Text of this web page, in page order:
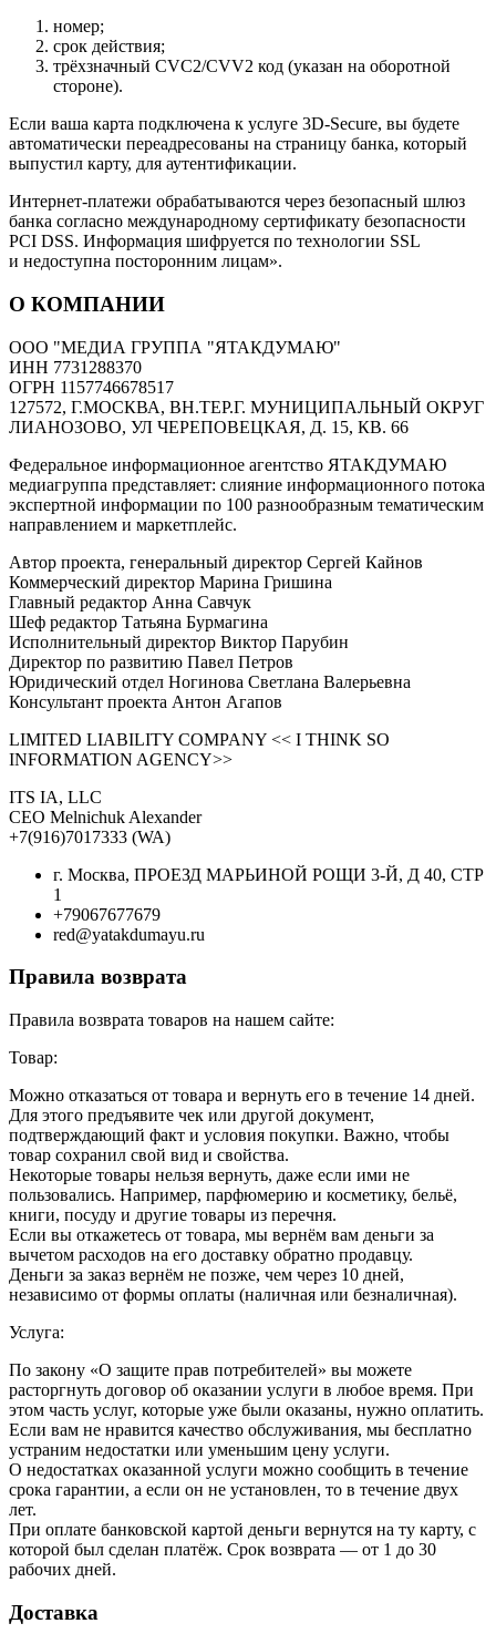
номер;
срок действия;
трёхзначный CVC2/CVV2 код (указан на оборотной
стороне).
Если ваша карта подключена к услуге 3D-Secure, вы будете
автоматически переадресованы на страницу банка, который
выпустил карту, для аутентификации.
Интернет-платежи обрабатываются через безопасный шлюз
банка согласно международному сертификату безопасности
PCI DSS. Информация шифруется по технологии SSL
и недоступна посторонним лицам».
О КОМПАНИИ
ООО "МЕДИА ГРУППА "ЯТАКДУМАЮ"
ИНН 7731288370
ОГРН 1157746678517
127572, Г.МОСКВА, ВН.ТЕР.Г. МУНИЦИПАЛЬНЫЙ ОКРУГ
ЛИАНОЗОВО, УЛ ЧЕРЕПОВЕЦКАЯ, Д. 15, КВ. 66
Федеральное информационное агентство ЯТАКДУМАЮ
медиагруппа представляет: слияние информационного потока
экспертной информации по 100 разнообразным тематическим
направлением и маркетплейс.
Автор проекта, генеральный директор Сергей Кайнов
Коммерческий директор Марина Гришина
Главный редактор Анна Савчук
Шеф редактор Татьяна Бурмагина
Исполнительный директор Виктор Парубин
Директор по развитию Павел Петров
Юридический отдел Ногинова Светлана Валерьевна
Консультант проекта Антон Агапов
LIMITED LIABILITY COMPANY << I THINK SO
INFORMATION AGENCY>>
ITS IA, LLC
CEO Melnichuk Alexander
+7(916)7017333 (WA)
г. Москва, ПРОЕЗД МАРЬИНОЙ РОЩИ 3-Й, Д 40, СТР
1
+79067677679
red@yatakdumayu.ru
Правила возврата
Правила возврата товаров на нашем сайте:
Товар:
Можно отказаться от товара и вернуть его в течение 14 дней.
Для этого предъявите чек или другой документ,
подтверждающий факт и условия покупки. Важно, чтобы
товар сохранил свой вид и свойства.
Некоторые товары нельзя вернуть, даже если ими не
пользовались. Например, парфюмерию и косметику, бельё,
книги, посуду и другие товары из перечня.
Если вы откажетесь от товара, мы вернём вам деньги за
вычетом расходов на его доставку обратно продавцу.
Деньги за заказ вернём не позже, чем через 10 дней,
независимо от формы оплаты (наличная или безналичная).
Услуга:
По закону «О защите прав потребителей» вы можете
расторгнуть договор об оказании услуги в любое время. При
этом часть услуг, которые уже были оказаны, нужно оплатить.
Если вам не нравится качество обслуживания, мы бесплатно
устраним недостатки или уменьшим цену услуги.
О недостатках оказанной услуги можно сообщить в течение
срока гарантии, а если он не установлен, то в течение двух
лет.
При оплате банковской картой деньги вернутся на ту карту, с
которой был сделан платёж. Срок возврата — от 1 до 30
рабочих дней.
Доставка